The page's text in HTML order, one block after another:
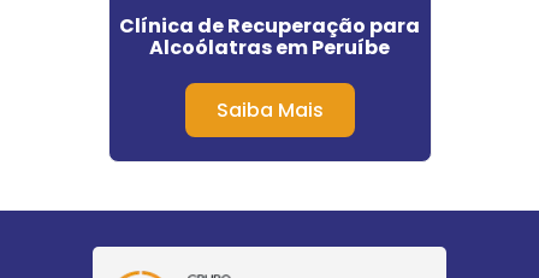
Clínica de Recuperação para
Alcoólatras em Peruíbe
Saiba Mais